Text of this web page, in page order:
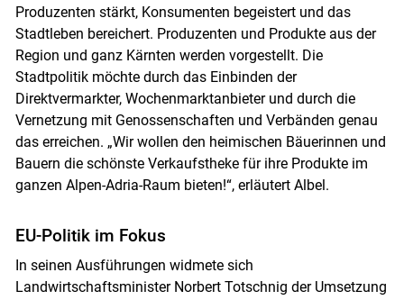
Produzenten stärkt, Konsumenten begeistert und das
Stadtleben bereichert. Produzenten und Produkte aus der
Region und ganz Kärnten werden vorgestellt. Die
Stadtpolitik möchte durch das Einbinden der
Direktvermarkter, Wochenmarktanbieter und durch die
Vernetzung mit Genossenschaften und Verbänden genau
das erreichen. „Wir wollen den heimischen Bäuerinnen und
Bauern die schönste Verkaufstheke für ihre Produkte im
ganzen Alpen-Adria-Raum bieten!“, erläutert Albel.
EU-Politik im Fokus
In seinen Ausführungen widmete sich
Landwirtschaftsminister Norbert Totschnig der Umsetzung